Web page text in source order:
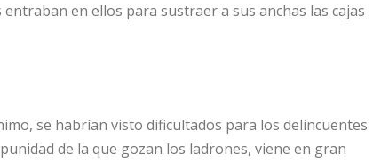
en ellos para sustraer a sus anchas las cajas
se habrían visto dificultados para los delincuentes
de la que gozan los ladrones, viene en gran